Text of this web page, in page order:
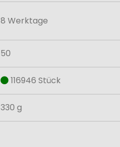
8 Werktage
50
116946 Stück
330 g